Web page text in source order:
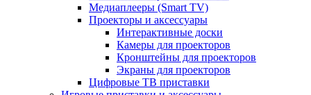
Медиаплееры (Smart TV)
Проекторы и аксессуары
Интерактивные доски
Камеры для проекторов
Кронштейны для проекторов
Экраны для проекторов
Цифровые ТВ приставки